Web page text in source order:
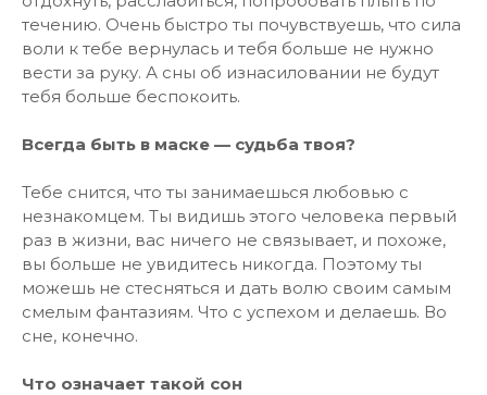
течению. Очень быстро ты почувствуешь, что сила
воли к тебе вернулась и тебя больше не нужно
вести за руку. А сны об изнасиловании не будут
тебя больше беспокоить.
Всегда быть в маске — судьба твоя?
Тебе снится, что ты занимаешься любовью с
незнакомцем. Ты видишь этого человека первый
раз в жизни, вас ничего не связывает, и похоже,
вы больше не увидитесь никогда. Поэтому ты
можешь не стесняться и дать волю своим самым
смелым фантазиям. Что с успехом и делаешь. Во
сне, конечно.
Что означает такой сон